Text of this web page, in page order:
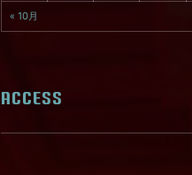
« 10月
ACCESS